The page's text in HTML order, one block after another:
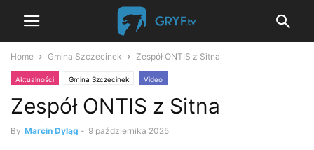
Home Gmina Szczecinek Zespół ONTIS z Sitna
Aktualności Gmina Szczecinek Video
Zespół ONTIS z Sitna
By Marcin Dyląg - 9 października 2025